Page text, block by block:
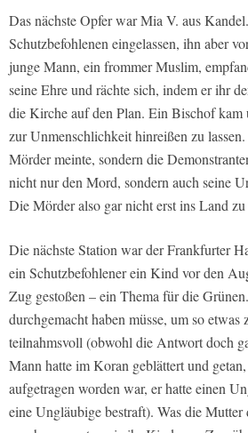
Das nächste Opfer war Mia V. aus
Schutzbefohlenen eingelassen, ihn aber
junge Mann, ein frommer Muslim,
seine Ehre und rächte sich, indem er ihr
die Kirche auf den Plan. Ein Bischof kam
zur Unmenschlichkeit hinreißen zu
Mörder meinte, sondern die
nicht nur den Mord, sondern auch seine
Die Mörder also gar nicht erst ins Land zu
Die nächste Station war der Frankfurter
ein Schutzbefohlener ein Kind vor den
Zug gestoßen – ein Thema für die
durchgemacht haben müsse, um so etwas
teilnahmsvoll (obwohl die Antwort doch
Mann hatte im Koran geblättert und
aufgetragen worden war, er hatte einen
eine Ungläubige bestraft). Was die Mutter